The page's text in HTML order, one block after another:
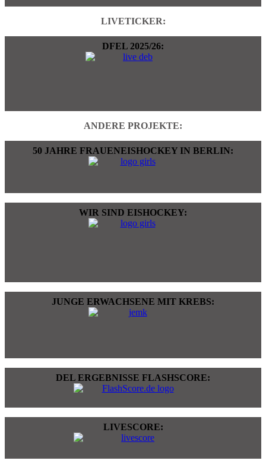
LIVETICKER:
DFEL 2025/26:
ANDERE PROJEKTE:
50 JAHRE FRAUENEISHOCKEY IN BERLIN:
WIR SIND EISHOCKEY:
JUNGE ERWACHSENE MIT KREBS:
DEL ERGEBNISSE FLASHSCORE:
LIVESCORE: